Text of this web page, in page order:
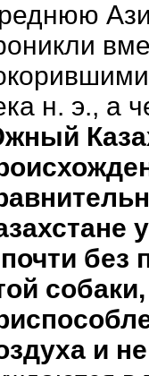
н. э., а
без
и